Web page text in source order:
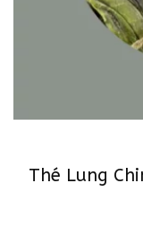
Thé Lung